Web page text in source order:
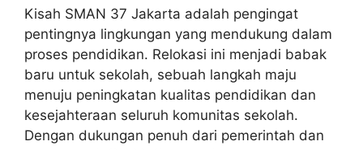
Kisah SMAN 37 Jakarta adalah pengingat
pentingnya lingkungan yang mendukung dalam
proses pendidikan. Relokasi ini menjadi babak
baru untuk sekolah, sebuah langkah maju
menuju peningkatan kualitas pendidikan dan
kesejahteraan seluruh komunitas sekolah.
Dengan dukungan penuh dari pemerintah dan